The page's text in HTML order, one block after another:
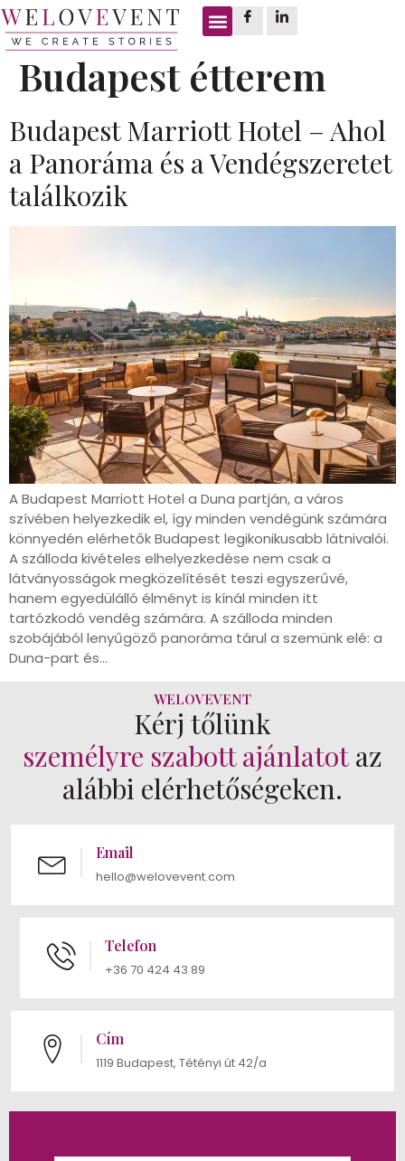
Címke:DNB
Budapest étterem
Budapest Marriott Hotel – Ahol
a Panoráma és a Vendégszeretet
találkozik
A Budapest Marriott Hotel a Duna partján, a város
szívében helyezkedik el, így minden vendégünk számára
könnyedén elérhetők Budapest legikonikusabb látnivalói.
A szálloda kivételes elhelyezkedése nem csak a
látványosságok megközelítését teszi egyszerűvé,
hanem egyedülálló élményt is kínál minden itt
tartózkodó vendég számára. A szálloda minden
szobájából lenyűgöző panoráma tárul a szemünk elé: a
Duna-part és…
WELOVEVENT
Kérj tőlünk
személyre szabott ajánlatot az
alábbi elérhetőségeken.
Email
hello@welovevent.com
Telefon
+36 70 424 43 89
Cím
1119 Budapest, Tétényi út 42/a